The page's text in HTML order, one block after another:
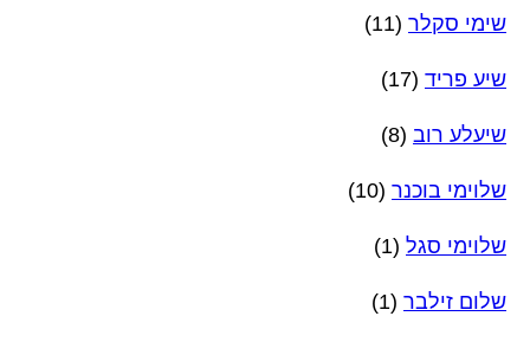
שימי סקלר (11)
שיע פריד (17)
שיעלע רוב (8)
שלוימי בוכנר (10)
שלוימי סגל (1)
שלום זילבר (1)